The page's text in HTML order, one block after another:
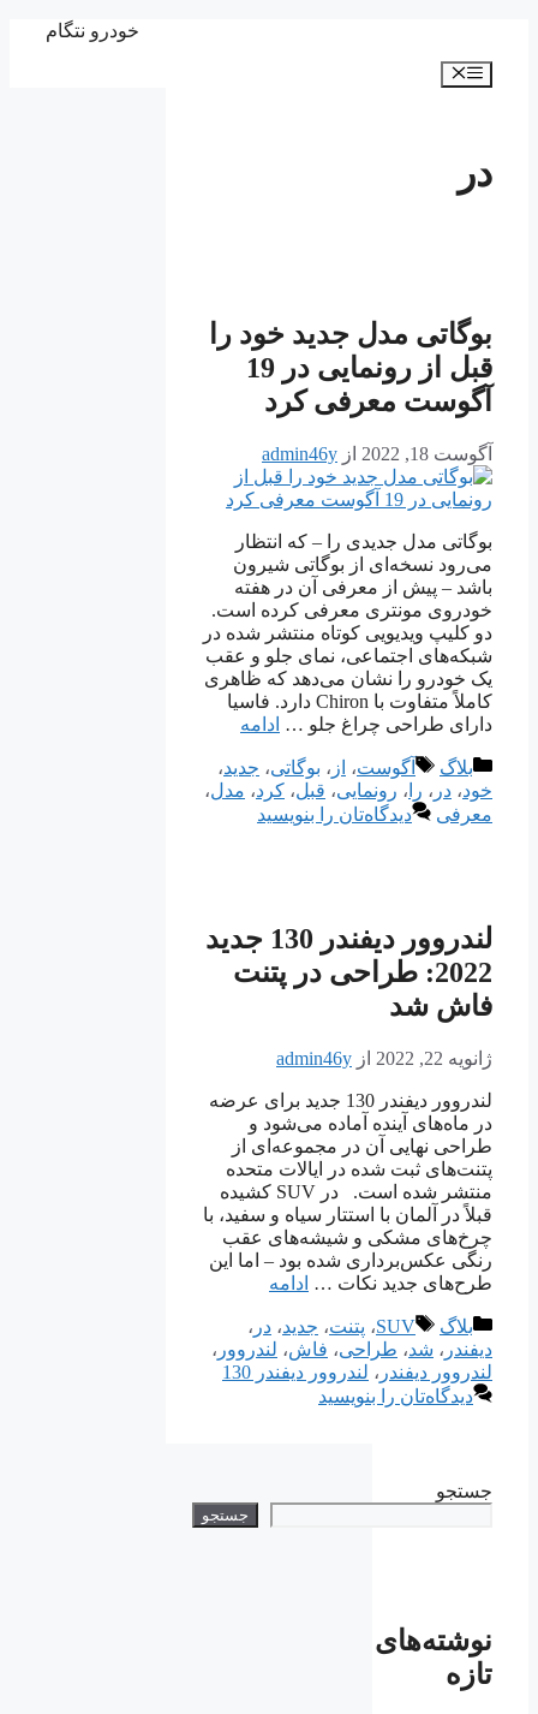
خودرو نتگام
فهرست
در
بوگاتی مدل جدید خود را
قبل از رونمایی در 19
آگوست معرفی کرد
آگوست 18, 2022 از admin46y
بوگاتی مدل جدیدی را – که انتظار
می‌رود نسخه‌ای از بوگاتی شیرون
باشد – پیش از معرفی آن در هفته
خودروی مونتری معرفی کرده است.
دو کلیپ ویدیویی کوتاه منتشر شده در
شبکه‌های اجتماعی، نمای جلو و عقب
یک خودرو را نشان می‌دهد که ظاهری
کاملاً متفاوت با Chiron دارد. فاسیا
دارای طراحی چراغ جلو … ادامه
دسته‌ها
بلاگ برچسب‌ها
آگوست، از ، بوگاتی، جدید،
خود، در ، را ، رونمایی، قبل، کرد، مدل،
معرفی
دیدگاه‌تان را بنویسید
لندروور دیفندر 130 جدید
2022: طراحی در پتنت
فاش شد
ژانویه 22, 2022 از admin46y
لندروور دیفندر 130 جدید برای عرضه
در ماه‌های آینده آماده می‌شود و
طراحی نهایی آن در مجموعه‌ای از
پتنت‌های ثبت شده در ایالات متحده
منتشر شده است. در SUV کشیده
قبلاً در آلمان با استتار سیاه و سفید، با
چرخ‌های مشکی و شیشه‌های عقب
رنگی عکس‌برداری شده بود – اما این
طرح‌های جدید نکات … ادامه
دسته‌ها
بلاگ برچسب‌ها
SUV، پتنت، جدید، در ،
دیفندر ، شد، طراحی، فاش، لندروور ،
لندروور دیفندر ، لندروور دیفندر 130
دیدگاه‌تان را بنویسید
جستجو
جستجو
نوشته‌های
تازه